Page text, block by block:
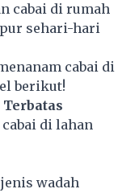
cabai di rumah
sehari-hari
cabai di
berikut!
di lahan
wadah